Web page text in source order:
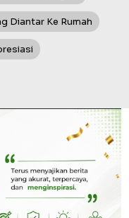
Diantar Ke Rumah